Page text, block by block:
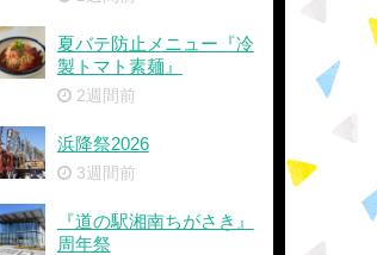
夏バテ防止メニュー『冷
製トマト素麺』
2週間前
浜降祭2026
3週間前
『道の駅湘南ちがさき』
周年祭